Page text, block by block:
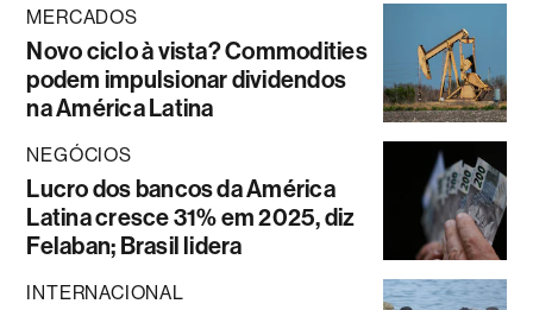
MERCADOS
Novo ciclo à vista? Commodities
podem impulsionar dividendos
na América Latina
NEGÓCIOS
Lucro dos bancos da América
Latina cresce 31% em 2025, diz
Felaban; Brasil lidera
INTERNACIONAL